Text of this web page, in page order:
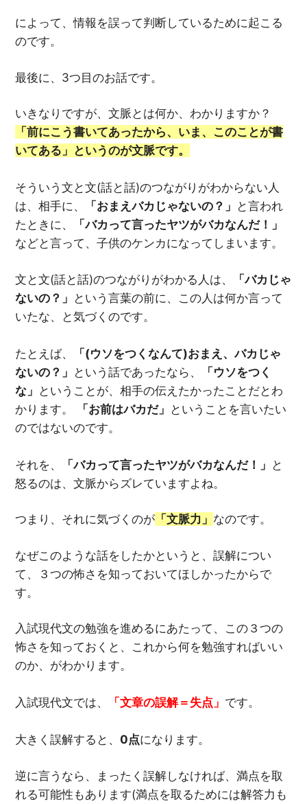
によって、情報を誤って判断しているために起こる
のです。
最後に、3つ目のお話です。
いきなりですが、文脈とは何か、わかりますか？
「前にこう書いてあったから、いま、このことが書
いてある」というのが文脈です。
そういう文と文(話と話)のつながりがわからない人
は、相手に、
「おまえバカじゃないの？」 と言われ
たときに、
「バカって言ったヤツがバカなんだ！」
などと言って、子供のケンカになってしまいます。
文と文(話と話)のつながりがわかる人は、
「バカじゃ
ないの？」 という言葉の前に、この人は何か言って
いたな、と気づくのです。
たとえば、
「(ウソをつくなんて)おまえ、バカじゃ
ないの？」 という話であったなら、
「ウソをつく
な」 ということが、相手の伝えたかったことだとわ
かります。
「お前はバカだ」 ということを言いたい
のではないのです。
それを、 「バカって言ったヤツがバカなんだ！」 と
怒るのは、文脈からズレていますよね。
つまり、それに気づくのが 「文脈力」 なのです。
なぜこのような話をしたかというと、誤解につい
て、３つの怖さを知っておいてほしかったからで
す。
入試現代文の勉強を進めるにあたって、この３つの
怖さを知っておくと、これから何を勉強すればいい
のか、がわかります。
入試現代文では、 「文章の誤解＝失点」 です。
大きく誤解すると、0点になります。
逆に言うなら、まったく誤解しなければ、満点を取
れる可能性もあります(満点を取るためには解答力も